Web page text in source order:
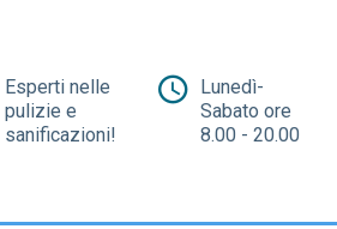
Esperti nelle
pulizie e
sanificazioni!
Lunedì-
Sabato ore
8.00 - 20.00